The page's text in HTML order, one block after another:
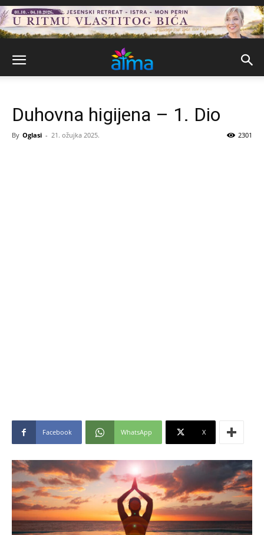
Duhovna higijena – 1. Dio
By Oglasi - 21. ožujka 2025. 2301
Facebook WhatsApp X